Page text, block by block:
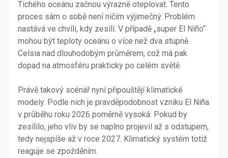
Tichého oceánu začnou výrazně oteplovat. Tento
proces sám o sobě není ničím výjimečný. Problém
nastává ve chvíli, kdy zesílí. V případě „super El Niño“
mohou být teploty oceánu o více než dva stupně
Celsia nad dlouhodobým průměrem, což má pak
dopad na atmosféru prakticky po celém světě.
Právě takový scénář nyní připouštějí klimatické
modely. Podle nich je pravděpodobnost vzniku El Niña
v průběhu roku 2026 poměrně vysoká. Pokud by
zesílilo, jeho vliv by se naplno projevil až s odstupem,
tedy nejspíše až v roce 2027. Klimatický systém totiž
reaguje se zpožděním.